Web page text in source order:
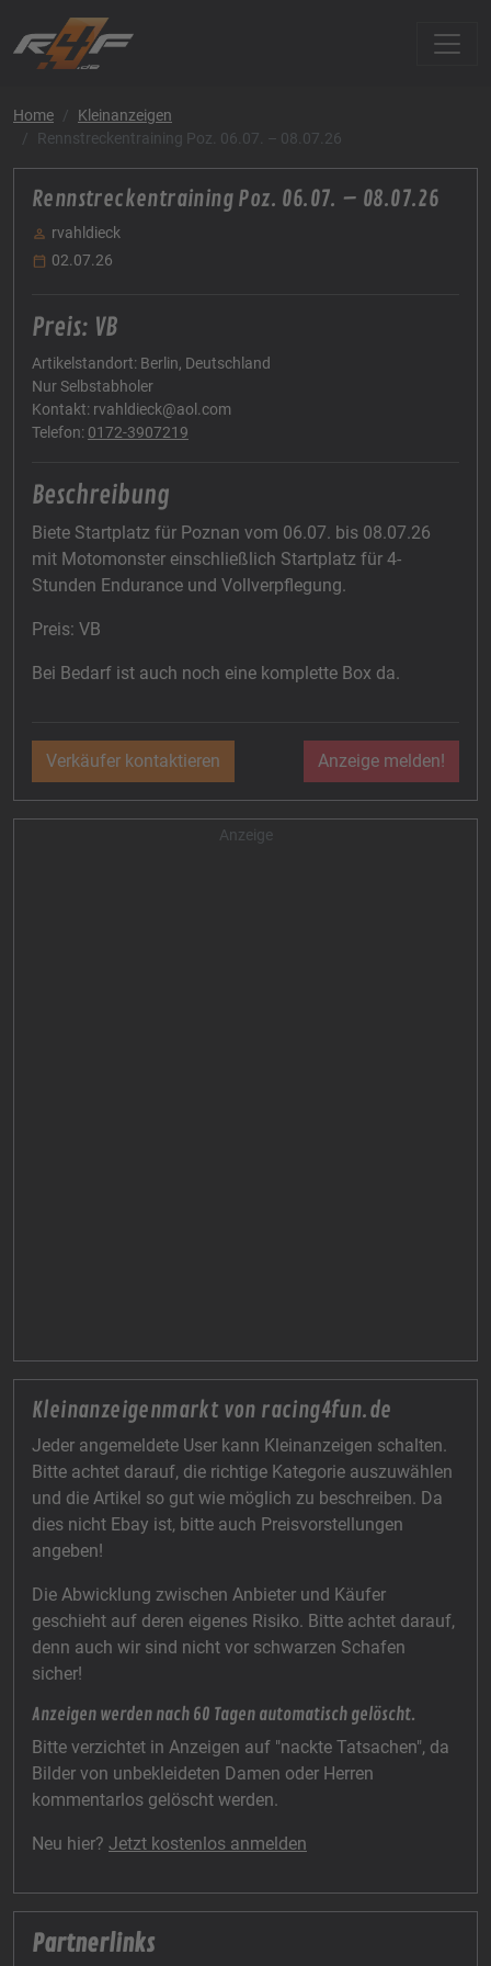
Home
Kleinanzeigen
Rennstreckentraining Poz. 06.07. – 08.07.26
Rennstreckentraining Poz. 06.07. – 08.07.26
rvahldieck
02.07.26
Preis: VB
Artikelstandort: Berlin, Deutschland
Nur Selbstabholer
Kontakt: rvahldieck@aol.com
Telefon: 0172-3907219
Beschreibung
Biete Startplatz für Poznan vom 06.07. bis 08.07.26
mit Motomonster einschließlich Startplatz für 4-
Stunden Endurance und Vollverpflegung.
Preis: VB
Bei Bedarf ist auch noch eine komplette Box da.
Verkäufer kontaktieren Anzeige melden!
Anzeige
Kleinanzeigenmarkt von racing4fun.de
Jeder angemeldete User kann Kleinanzeigen schalten.
Bitte achtet darauf, die richtige Kategorie auszuwählen
und die Artikel so gut wie möglich zu beschreiben. Da
dies nicht Ebay ist, bitte auch Preisvorstellungen
angeben!
Die Abwicklung zwischen Anbieter und Käufer
geschieht auf deren eigenes Risiko. Bitte achtet darauf,
denn auch wir sind nicht vor schwarzen Schafen
sicher!
Anzeigen werden nach 60 Tagen automatisch gelöscht.
Bitte verzichtet in Anzeigen auf "nackte Tatsachen", da
Bilder von unbekleideten Damen oder Herren
kommentarlos gelöscht werden.
Neu hier? Jetzt kostenlos anmelden
Partnerlinks